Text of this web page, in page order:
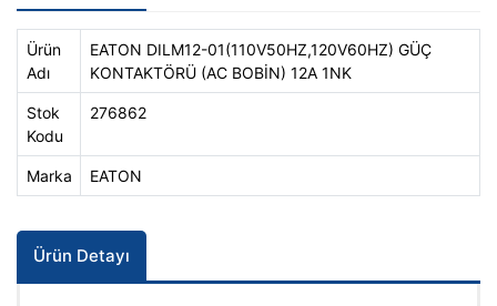
Ürün
Adı
EATON DILM12-01(110V50HZ,120V60HZ) GÜÇ
KONTAKTÖRÜ (AC BOBİN) 12A 1NK
Stok
Kodu
276862
Marka EATON
Ürün Detayı